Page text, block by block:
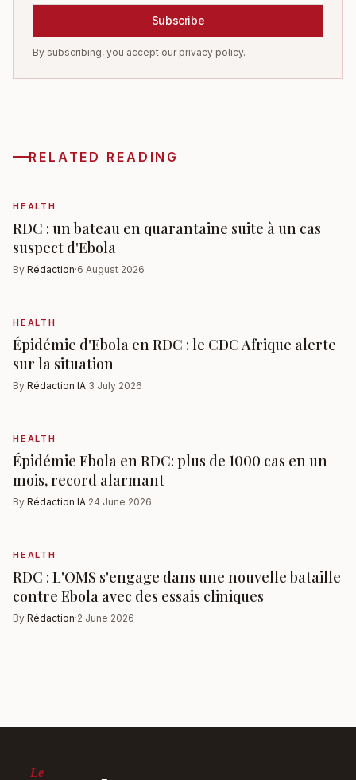
Subscribe
By subscribing, you accept our privacy policy.
RELATED READING
HEALTH
RDC : un bateau en quarantaine suite à un cas
suspect d'Ebola
By Rédaction·6 August 2026
HEALTH
Épidémie d'Ebola en RDC : le CDC Afrique alerte
sur la situation
By Rédaction IA·3 July 2026
HEALTH
Épidémie Ebola en RDC: plus de 1000 cas en un
mois, record alarmant
By Rédaction IA·24 June 2026
HEALTH
RDC : L'OMS s'engage dans une nouvelle bataille
contre Ebola avec des essais cliniques
By Rédaction·2 June 2026
Le